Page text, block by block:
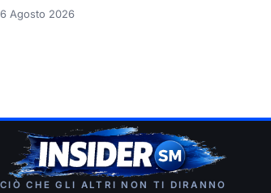
6 Agosto 2026
CIÒ CHE GLI ALTRI NON TI DIRANNO